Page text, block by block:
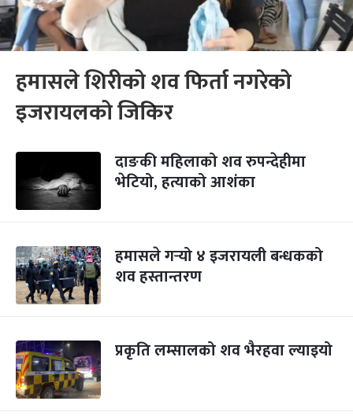
हमासले शिरीको शव फिर्ता नगरेको
इजरायलको जिकिर
दाङकी महिलाको शव रुपन्देहीमा
भेटियो, हत्याको आशंका
हमासले गर्‍यो ४ इजरायली बन्धकको
शव हस्तान्तरण
प्रकृति लम्सालको शव भैरहवा ल्याइयो